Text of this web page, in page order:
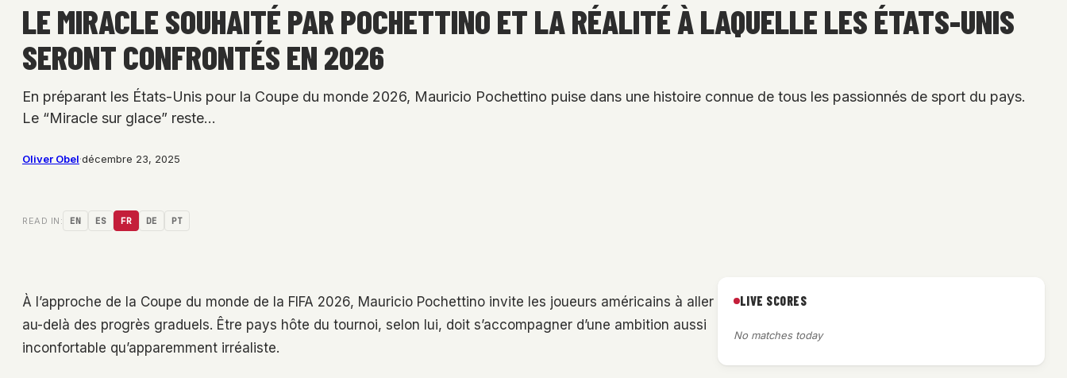
LE MIRACLE SOUHAITÉ PAR POCHETTINO ET LA RÉALITÉ À LAQUELLE LES ÉTATS-UNIS
SERONT CONFRONTÉS EN 2026
En préparant les États-Unis pour la Coupe du monde 2026, Mauricio Pochettino puise dans une histoire connue de tous les passionnés de sport du pays.
Le “Miracle sur glace” reste…
Oliver Obel·décembre 23, 2025
READ IN: EN ES FR DE PT
À l’approche de la Coupe du monde de la FIFA 2026, Mauricio Pochettino invite les joueurs américains à aller
au-delà des progrès graduels. Être pays hôte du tournoi, selon lui, doit s’accompagner d’une ambition aussi
inconfortable qu’apparemment irréaliste.
LIVE SCORES
No matches today